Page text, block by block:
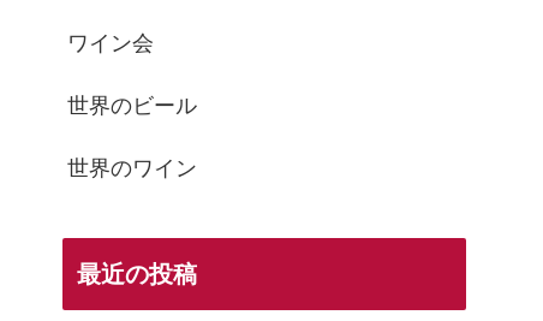
ワイン会
世界のビール
世界のワイン
最近の投稿